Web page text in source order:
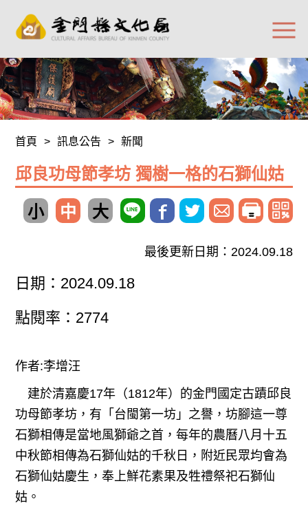
首頁 > 訊息公告 > 新聞
邱良功母節孝坊 獨樹一格的石獅仙姑
小 中 大
最後更新日期：2024.09.18
日期：2024.09.18
點閱率：2774
作者:李增汪
建於清嘉慶17年（1812年）的金門國定古蹟邱良
功母節孝坊，有「台閩第一坊」之譽，坊腳這一尊
石獅相傳是當地風獅爺之首，每年的農曆八月十五
中秋節相傳為石獅仙姑的千秋日，附近民眾均會為
石獅仙姑慶生，奉上鮮花素果及牲禮祭祀石獅仙
姑。